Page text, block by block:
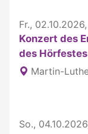
Fr.,
Konzert des
des Hörfestes
Martin-
So.,